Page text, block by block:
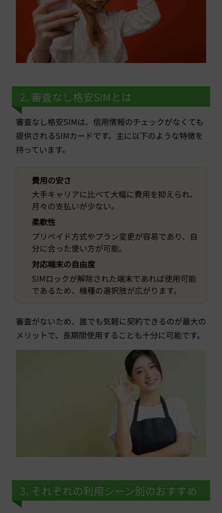
2. 審査なし格安SIMとは
審査なし格安SIMは、信用情報のチェックがなくても
提供されるSIMカードです。主に以下のような特徴を
持っています。
費用の安さ
大手キャリアに比べて大幅に費用を抑えられ、
月々の支払いが少ない。
柔軟性
プリペイド方式やプラン変更が容易であり、自
分に合った使い方が可能。
対応端末の自由度
SIMロックが解除された端末であれば使用可能
であるため、機種の選択肢が広がります。
審査がないため、誰でも気軽に契約できるのが最大の
メリットで、長期間使用することも十分に可能です。
3. それぞれの利用シーン別のおすすめ